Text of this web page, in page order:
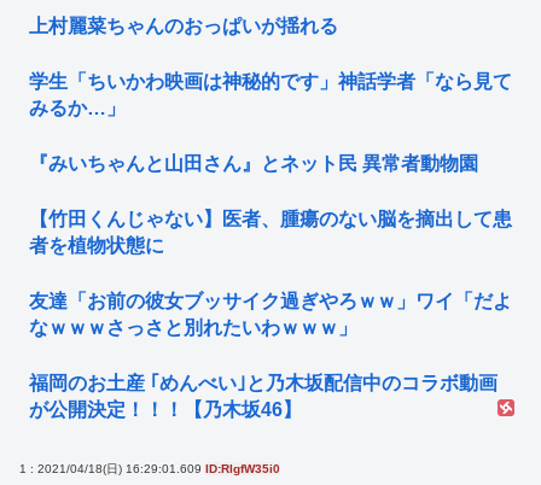
上村麗菜ちゃんのおっぱいが揺れる
学生「ちいかわ映画は神秘的です」神話学者「なら見て
みるか…」
『みいちゃんと山田さん』とネット民 異常者動物園
【竹田くんじゃない】医者、腫瘍のない脳を摘出して患
者を植物状態に
友達「お前の彼女ブッサイク過ぎやろｗｗ」ワイ「だよ
なｗｗｗさっさと別れたいわｗｗｗ」
福岡のお土産 ｢めんべい｣と乃木坂配信中のコラボ動画
が公開決定！！！【乃木坂46】
1 : 2021/04/18(日) 16:29:01.609 ID:RlgfW35i0